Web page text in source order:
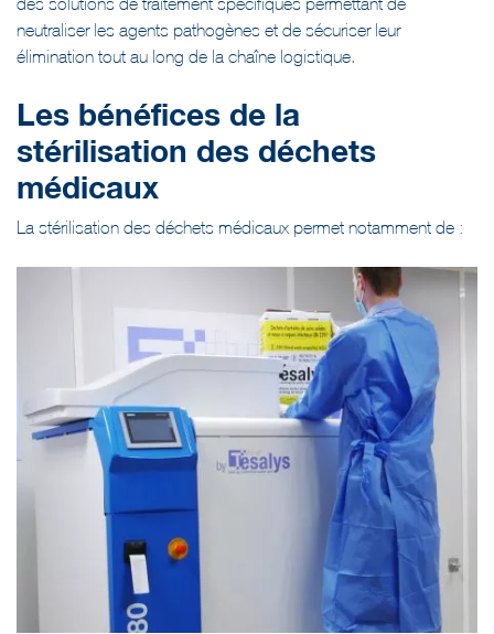
élimination tout au long de la chaîne logistique.
stérilisation des déchets
médicaux
La stérilisation des déchets médicaux permet notamment de :
Sécuriser l’ensemble de la chaîne de